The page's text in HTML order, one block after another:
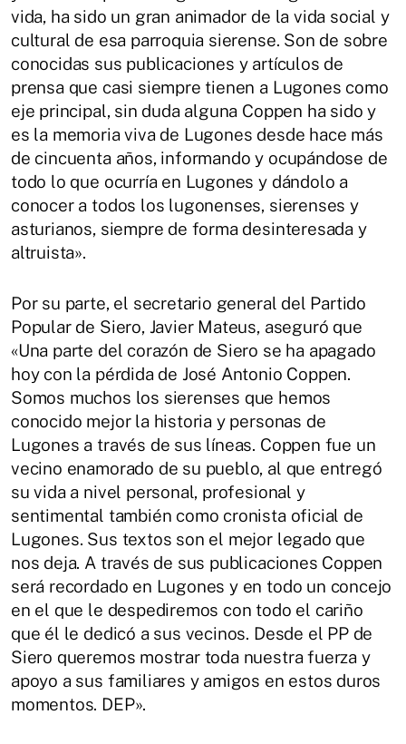
vida, ha sido un gran animador de la vida social y
cultural de esa parroquia sierense. Son de sobre
conocidas sus publicaciones y artículos de
prensa que casi siempre tienen a Lugones como
eje principal, sin duda alguna Coppen ha sido y
es la memoria viva de Lugones desde hace más
de cincuenta años, informando y ocupándose de
todo lo que ocurría en Lugones y dándolo a
conocer a todos los lugonenses, sierenses y
asturianos, siempre de forma desinteresada y
altruista».
Por su parte, el secretario general del Partido
Popular de Siero, Javier Mateus, aseguró que
«Una parte del corazón de Siero se ha apagado
hoy con la pérdida de José Antonio Coppen.
Somos muchos los sierenses que hemos
conocido mejor la historia y personas de
Lugones a través de sus líneas. Coppen fue un
vecino enamorado de su pueblo, al que entregó
su vida a nivel personal, profesional y
sentimental también como cronista oficial de
Lugones. Sus textos son el mejor legado que
nos deja. A través de sus publicaciones Coppen
será recordado en Lugones y en todo un concejo
en el que le despediremos con todo el cariño
que él le dedicó a sus vecinos. Desde el PP de
Siero queremos mostrar toda nuestra fuerza y
apoyo a sus familiares y amigos en estos duros
momentos. DEP».